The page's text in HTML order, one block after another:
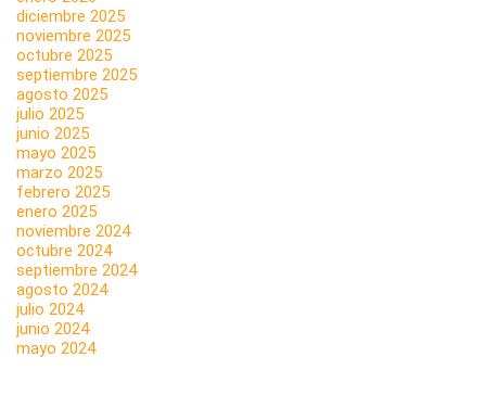
diciembre 2025
noviembre 2025
octubre 2025
septiembre 2025
agosto 2025
julio 2025
junio 2025
mayo 2025
marzo 2025
febrero 2025
enero 2025
noviembre 2024
octubre 2024
septiembre 2024
agosto 2024
julio 2024
junio 2024
mayo 2024